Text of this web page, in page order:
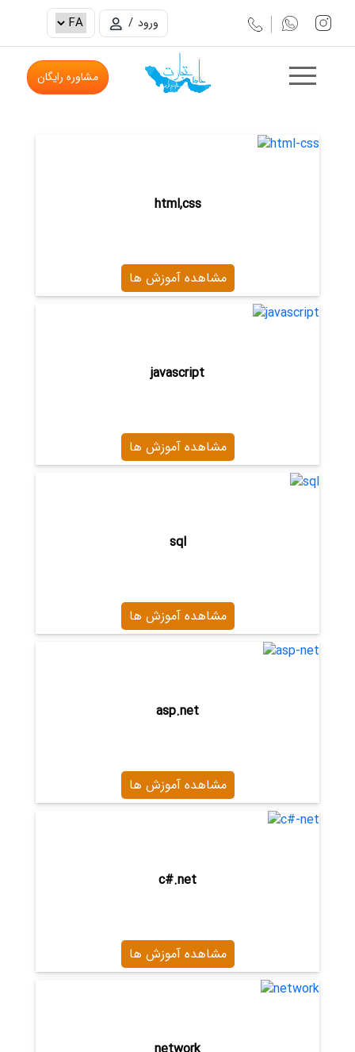
ورود /
مشاوره رایگان
html,css
مشاهده آموزش ها
javascript
مشاهده آموزش ها
sql
مشاهده آموزش ها
asp.net
مشاهده آموزش ها
c#.net
مشاهده آموزش ها